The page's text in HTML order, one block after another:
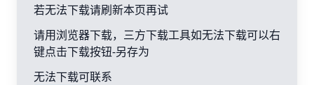
若无法下载请刷新本页再试
请用浏览器下载，三方下载工具如无法下载可以右
键点击下载按钮-另存为
无法下载可联系